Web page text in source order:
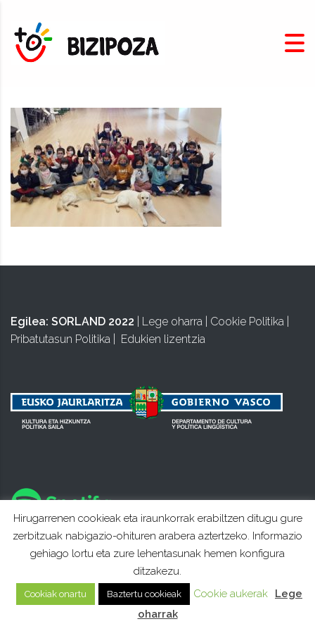
Egilea: SORLAND 2022 Lege oharra Cookie Politika
Pribatutasun Politika
Edukien lizentzia
Hirugarrenen cookieak eta iraunkorrak erabiltzen ditugu gure
zerbitzuak nabigazio-ohituren arabera aztertzeko. Informazio
gehiago lortu eta zure lehentasunak hemen konfigura
ditzakezu.
Cookiak onartu Baztertu cookieak Cookie aukerak
Lege
oharrak